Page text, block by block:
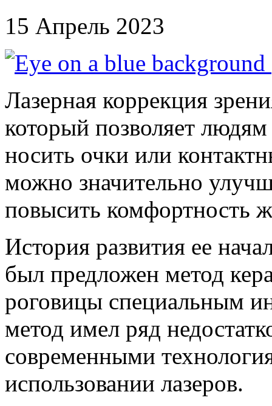
15 Апрель 2023
Лазерная коррекция
который позволяет людям
носить очки или
можно значительно
повысить комфортность
История развития ее
был предложен метод
роговицы специальным
метод имел ряд
современными
использовании лазеров.